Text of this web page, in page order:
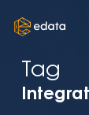
content
Tag